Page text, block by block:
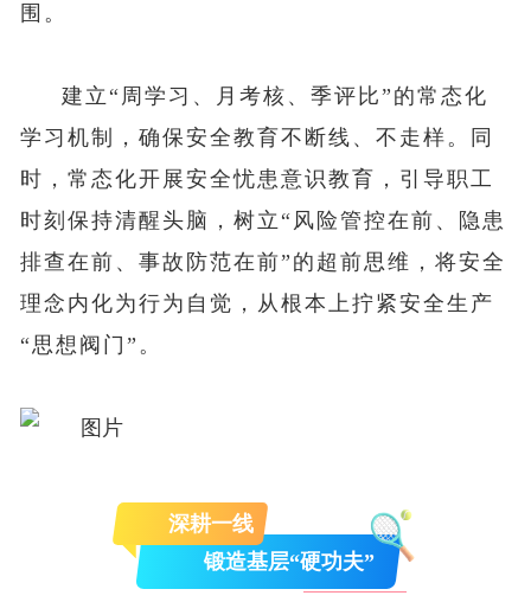
围。
建立“周学习、月考核、季评比”的常态化
学习机制，确保安全教育不断线、不走样。同
时，常态化开展安全忧患意识教育，引导职工
时刻保持清醒头脑，树立“风险管控在前、隐患
排查在前、事故防范在前”的超前思维，将安全
理念内化为行为自觉，从根本上拧紧安全生产
“思想阀门”。
深耕一线
锻造基层“硬功夫”